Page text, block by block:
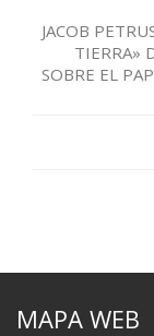
JACOB
TIERRA»
SOBRE EL
MAPA WEB